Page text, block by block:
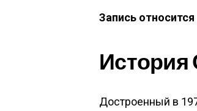
Запись
История
Достроенный в